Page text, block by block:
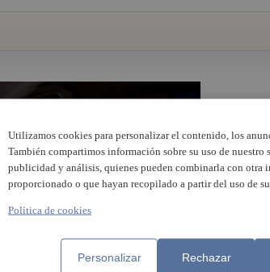
Municipio a municipio. Evolución
de la Covid-19 en el último mes
Utilizamos cookies para personalizar el contenido, los
También compartimos información sobre su uso de nuestro
publicidad y análisis, quienes pueden combinarla con otra
proporcionado o que hayan recopilado a partir del uso de
Política de cookies
Personalizar Rechazar